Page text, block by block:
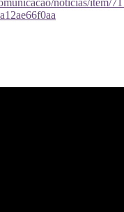
noticias/item/